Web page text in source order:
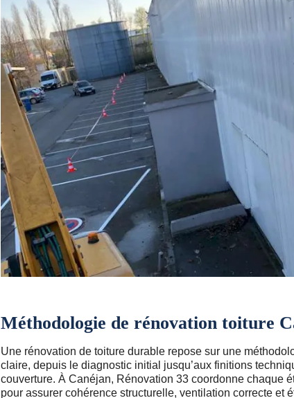
Méthodologie de rénovation toiture
Une rénovation de toiture durable repose sur une
claire, depuis le diagnostic initial jusqu’aux finitions
couverture. À Canéjan, Rénovation 33 coordonne chaque
pour assurer cohérence structurelle, ventilation correcte et